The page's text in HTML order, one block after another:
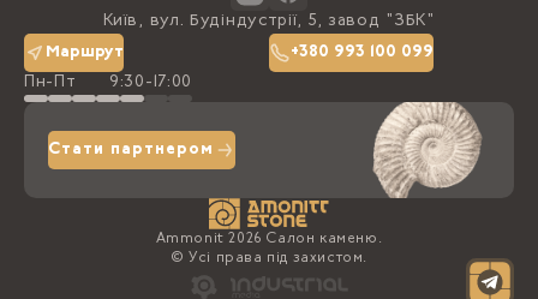
Контакти
Політика конфіденційності
Доставка та оплата
Київ, вул. Будіндустрії, 5, завод "ЗБК"
Маршрут
+380 993 100 099
Пн-Пт
9:30-17:00
Стати партнером
Ammonit 2026 Салон каменю.
© Усі права під захистом.